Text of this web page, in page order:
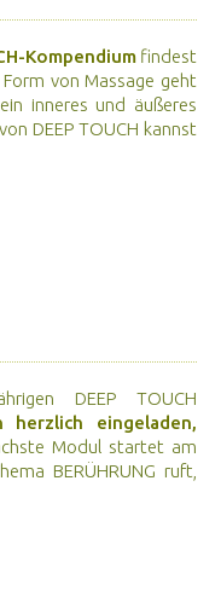
Kompendium findest
von Massage geht
inneres und äußeres
DEEP TOUCH kannst
DEEP TOUCH
herzlich eingeladen,
Modul startet am
BERÜHRUNG ruft,